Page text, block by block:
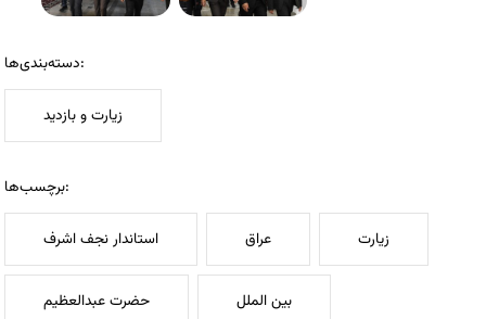
دسته‌بندی‌ها:
زیارت و بازدید
برچسب‌ها:
استاندار نجف اشرف عراق زیارت
حضرت عبدالعظیم بین الملل